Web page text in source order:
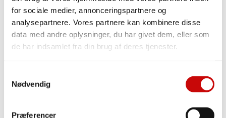
for sociale medier, annonceringspartnere og
analysepartnere. Vores partnere kan kombinere disse
data med andre oplysninger, du har givet dem, eller som
de har indsamlet fra din brug af deres tjenester.
Nødvendig
Præferencer
Fast Stof
Designer Vævede tekstiler
Bomuld
Ensfarvet Bomuld
Light & Lush – Bomulds Poplin
2-Vejsstræk(Buksestof)